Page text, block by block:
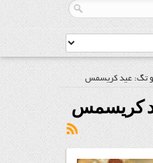
تگ: عید کریسمس
کریسمس